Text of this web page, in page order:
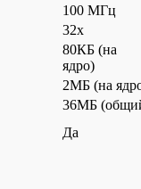
100 МГц
32x
80КБ (на
ядро)
2МБ (на
36МБ
Да